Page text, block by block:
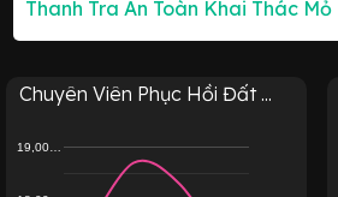
Chuyên Viên Phục Hồi Đất ...
19,00…